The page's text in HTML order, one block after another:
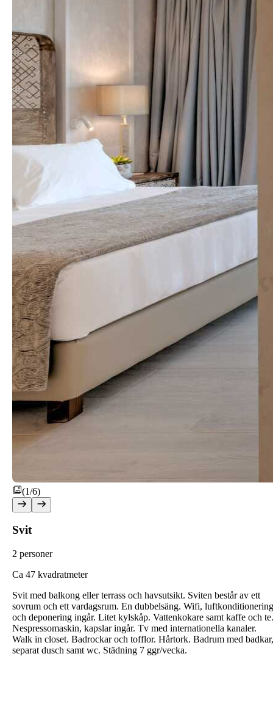
(1/6)
Svit
2 personer
Ca 47 kvadratmeter
Svit med balkong eller terrass och havsutsikt. Sviten består av ett
sovrum och ett vardagsrum. En dubbelsäng. Wifi, luftkonditionering
och deponering ingår. Litet kylskåp. Vattenkokare samt kaffe och te.
Nespressomaskin, kapslar ingår. Tv med internationella kanaler.
Walk in closet. Badrockar och tofflor. Hårtork. Badrum med badkar,
separat dusch samt wc. Städning 7 ggr/vecka.